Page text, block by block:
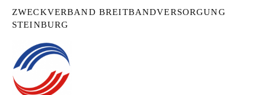
ZWECKVERBAND BREITBANDVERSORGUNG
STEINBURG